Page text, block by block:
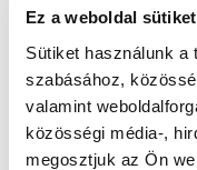
Ez a weboldal
Sütiket használunk a
szabásához,
valamint
közösségi média-,
megosztjuk az Ön